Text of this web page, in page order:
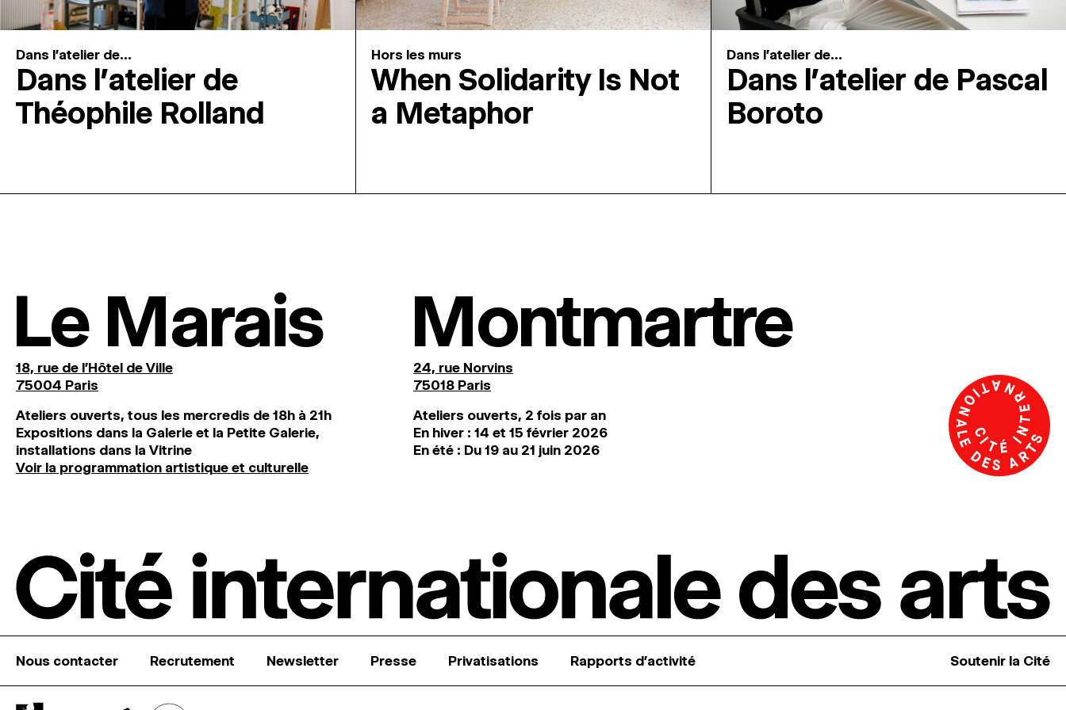
Dans l'atelier de...
Dans l’atelier de
Théophile Rolland
Hors les murs
When Solidarity Is Not
a Metaphor
Dans l'atelier de...
Dans l’atelier de Pascal
Boroto
Le Marais
18, rue de l'Hôtel de Ville
75004 Paris
Ateliers ouverts, tous les mercredis de 18h à 21h
Expositions dans la Galerie et la Petite Galerie,
installations dans la Vitrine
Voir la programmation artistique et culturelle
Montmartre
24, rue Norvins
75018 Paris
Ateliers ouverts, 2 fois par an
En hiver : 14 et 15 février 2026
En été : Du 19 au 21 juin 2026
Nous contacter Recrutement Newsletter Presse Privatisations Rapports d’activité Soutenir la Cité